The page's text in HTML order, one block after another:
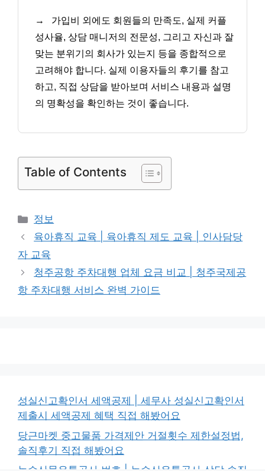
→
가입비 외에도 회원들의 만족도, 실제 커플
성사율, 상담 매니저의 전문성, 그리고 자신과 잘
맞는 분위기의 회사가 있는지 등을 종합적으로
고려해야 합니다. 실제 이용자들의 후기를 참고
하고, 직접 상담을 받아보며 서비스 내용과 설명
의 명확성을 확인하는 것이 좋습니다.
Table of Contents
카
테
리
정보
육아휴직 교육 | 육아휴직 제도 교육 | 인사담당
자 교육
청주공항 주차대행 업체 요금 비교 | 청주국제공
항 주차대행 서비스 완벽 가이드
성실신고확인서 세액공제 | 세무사 성실신고확인서
제출시 세액공제 혜택 직접 해봤어요
당근마켓 중고물품 가격제안 거절횟수 제한설정법,
솔직후기 직접 해봤어요